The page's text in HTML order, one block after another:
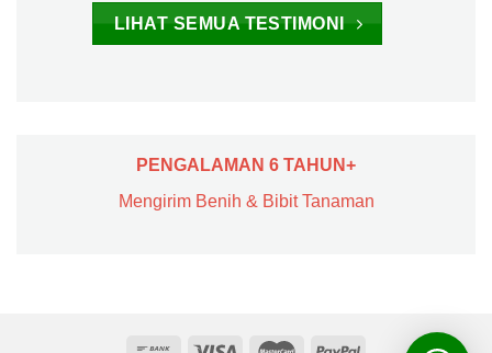
LIHAT SEMUA TESTIMONI
PENGALAMAN 6 TAHUN+
Mengirim Benih & Bibit Tanaman